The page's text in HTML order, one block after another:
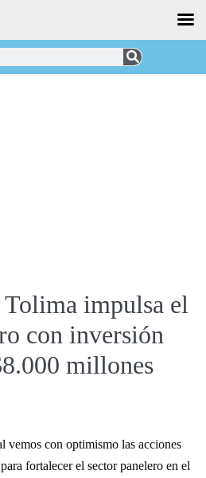
impulsa el
con inversión
millones
vemos con optimismo las acciones
fortalecer el sector panelero en el